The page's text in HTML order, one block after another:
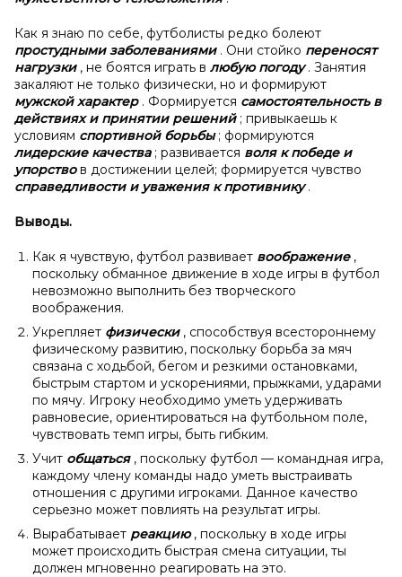
Как я знаю по себе, футболисты редко болеют
простудными заболеваниями . Они стойко переносят
нагрузки , не боятся играть в любую погоду. Занятия
закаляют не только физически, но и формируют
мужскойхарактер . Формируется самостоятельность в
действиях и принятии решений ; привыкаешь к
условиям спортивной борьбы; формируются
лидерские качества ; развивается воля кпобеде и
упорствов достижении целей; формируется чувство
справедливости и уважения кпротивнику.
Выводы.
Как я чувствую, футбол развивает воображение ,
поскольку обманное движение в ходе игры в футбол
невозможно выполнить без творческого
воображения.
Укрепляет физически , способствуя всестороннему
физическому развитию, поскольку борьба за мяч
связана с ходьбой, бегом и резкими остановками,
быстрым стартом и ускорениями, прыжками, ударами
по мячу. Игроку необходимо уметь удерживать
равновесие, ориентироваться на футбольном поле,
чувствовать темп игры, быть гибким.
Учит общаться , поскольку футбол — командная игра,
каждому члену команды надо уметь выстраивать
отношения с другими игроками. Данное качество
серьезно может повлиять на результат игры.
Вырабатывает реакцию, поскольку в ходе игры
может происходить быстрая смена ситуации, ты
должен мгновенно реагировать на это.